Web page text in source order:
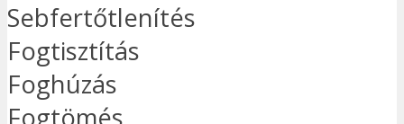
Sebfertőtlenítés
Fogtisztítás
Foghúzás
Fogtömés